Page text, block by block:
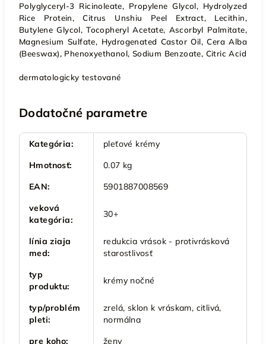
Polyglyceryl-3 Ricinoleate, Propylene Glycol, Hydrolyzed
Rice Protein, Citrus Unshiu Peel Extract, Lecithin,
Butylene Glycol, Tocopheryl Acetate, Ascorbyl Palmitate,
Magnesium Sulfate, Hydrogenated Castor Oil, Cera Alba
(Beeswax), Phenoxyethanol, Sodium Benzoate, Citric Acid
dermatologicky testované
Dodatočné parametre
Kategória:
pleťové krémy
Hmotnosť:
0.07 kg
EAN:
5901887008569
veková
kategória:
30+
línia ziaja
med:
redukcia vrások - protivrásková
starostlivosť
typ
produktu:
krémy nočné
typ/problém
pleti:
zrelá, sklon k vráskam, citlivá,
normálna
pre koho: ženy